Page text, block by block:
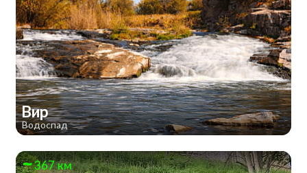
Вир
Водоспад
367 км